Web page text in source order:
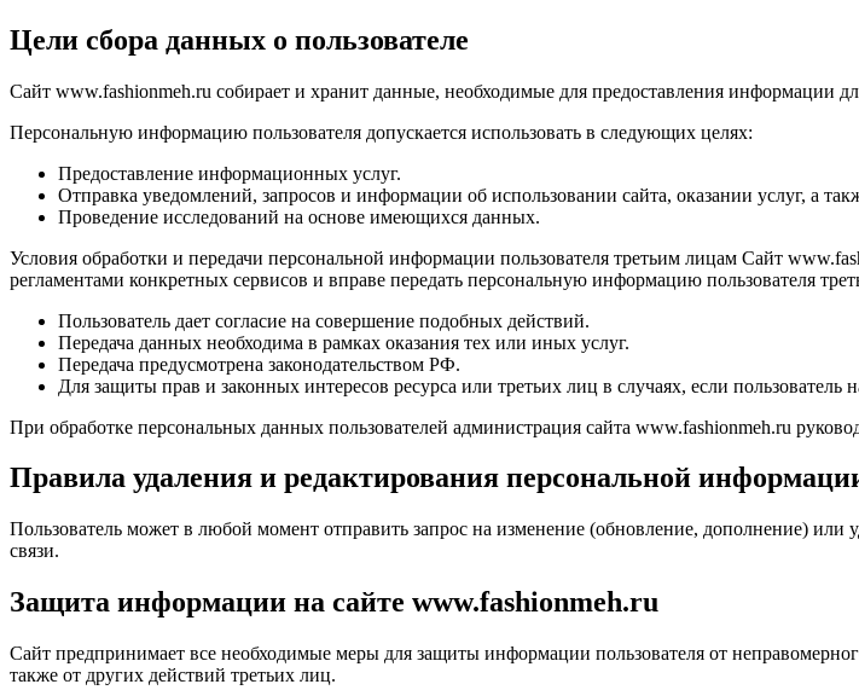
Цели сбора данных о пользователе
Сайт www.fashionmeh.ru собирает и хранит данные, необходимые для предоставления информации
Персональную информацию пользователя допускается использовать в следующих целях:
Предоставление информационных услуг.
Отправка уведомлений, запросов и информации об использовании сайта, оказании услуг, а
Проведение исследований на основе имеющихся данных.
Условия обработки и передачи персональной информации пользователя третьим лицам Сайт
регламентами конкретных сервисов и вправе передать персональную информацию пользователя
Пользователь дает согласие на совершение подобных действий.
Передача данных необходима в рамках оказания тех или иных услуг.
Передача предусмотрена законодательством РФ.
Для защиты прав и законных интересов ресурса или третьих лиц в случаях, если пользователь
При обработке персональных данных пользователей администрация сайта www.fashionmeh.ru
Правила удаления и редактирования персональной
Пользователь может в любой момент отправить запрос на изменение (обновление, дополнение) или
связи.
Защита информации на сайте www.fashionmeh.ru
Сайт предпринимает все необходимые меры для защиты информации пользователя от
также от других действий третьих лиц.